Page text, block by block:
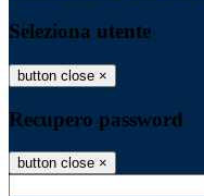
Seleziona utente
button close ×
Recupero password
button close ×